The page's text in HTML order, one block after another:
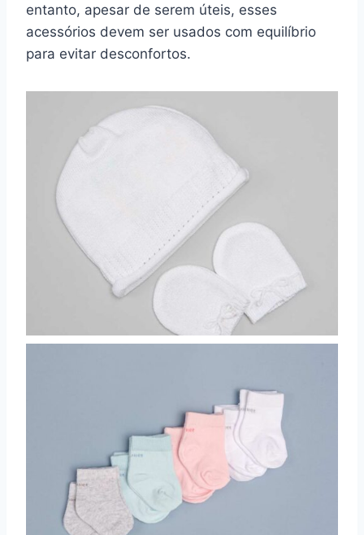
entanto, apesar de serem úteis, esses
acessórios devem ser usados com equilíbrio
para evitar desconfortos.